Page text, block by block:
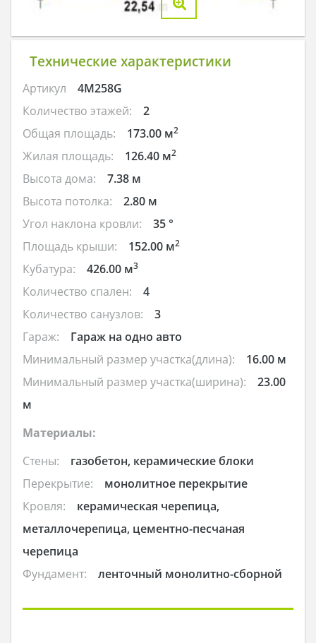
Технические характеристики
Артикул
4M258G
Количество этажей:
2
Общая площадь:
173.00 м2
Жилая площадь: 126.40 м2
Высота дома:
7.38 м
Высота потолка:
2.80 м
Угол наклона кровли:
35 °
Площадь крыши:
152.00 м2
Кубатура: 426.00 м3
Количество спален:
4
Количество санузлов:
3
Гараж:
Гараж на одно авто
Минимальный размер участка(длина):
16.00 м
Минимальный размер участка(ширина):
23.00
м
Материалы:
Стены:
газобетон, керамические блоки
Перекрытие:
монолитное перекрытие
Кровля:
керамическая черепица,
металлочерепица, цементно-песчаная
черепица
Фундамент:
ленточный монолитно-сборной